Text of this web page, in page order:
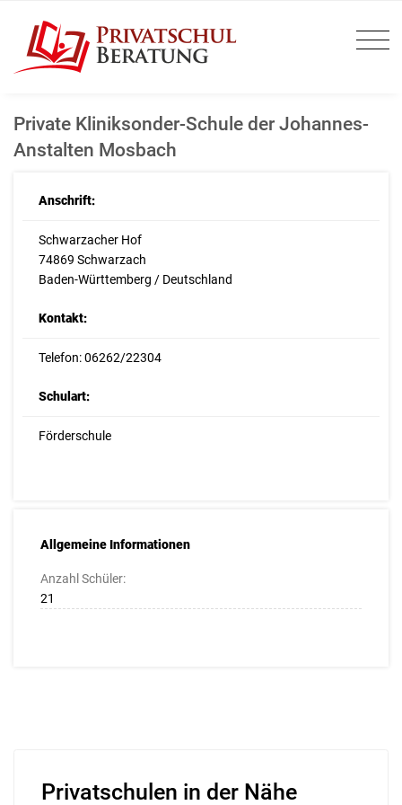
Private Kliniksonder-Schule der Johannes-
Anstalten Mosbach
Anschrift:
Schwarzacher Hof
74869 Schwarzach
Baden-Württemberg / Deutschland
Kontakt:
Telefon: 06262/22304
Schulart:
Förderschule
Allgemeine Informationen
Anzahl Schüler:
21
Privatschulen in der Nähe